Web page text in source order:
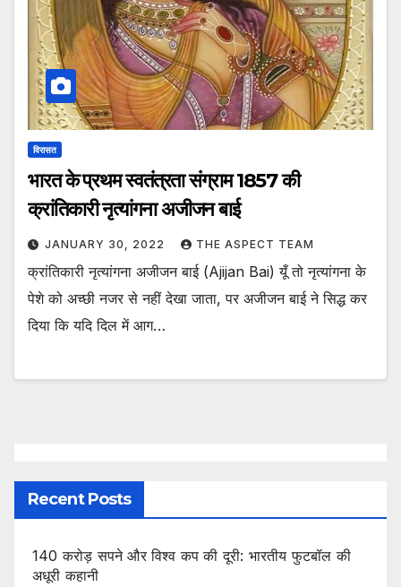
विरासत
भारत के प्रथम स्वतंत्रता संग्राम 1857 की
क्रांतिकारी नृत्यांगना अजीजन बाई
JANUARY 30, 2022 THE ASPECT TEAM
क्रांतिकारी नृत्यांगना अजीजन बाई (Ajijan Bai) यूँ तो नृत्यांगना के
पेशे को अच्छी नजर से नहीं देखा जाता, पर अजीजन बाई ने सिद्ध कर
दिया कि यदि दिल में आग…
Recent Posts
140 करोड़ सपने और विश्व कप की दूरी: भारतीय फुटबॉल की
अधूरी कहानी